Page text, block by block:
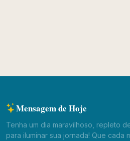
Mensagem de Hoje
Tenha um dia maravilhoso, repleto
para iluminar sua jornada! Que cada